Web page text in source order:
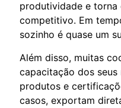
produtividade e
competitivo. Em
sozinho é quase um
Além disso, muitas
capacitação dos
produtos e
casos, exportam